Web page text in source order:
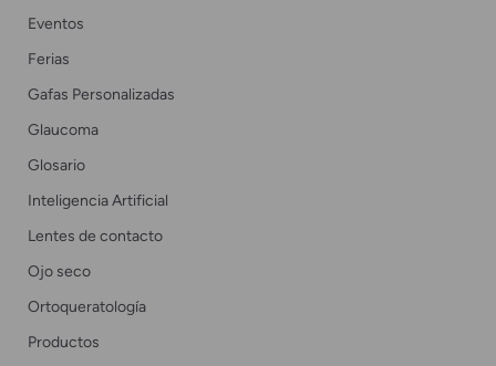
Eventos
Ferias
Gafas Personalizadas
Glaucoma
Glosario
Inteligencia Artificial
Lentes de contacto
Ojo seco
Ortoqueratología
Productos